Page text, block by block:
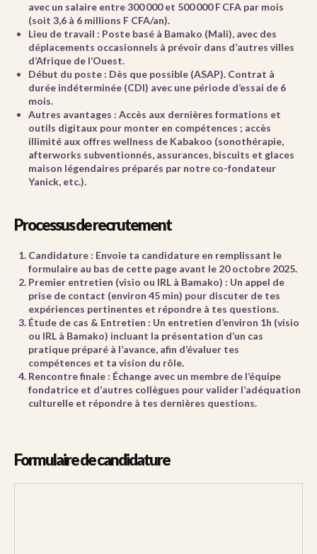
avec un salaire entre 300 000 et 500 000 F CFA par mois
(soit 3,6 à 6 millions F CFA/an).
Lieu de travail : Poste basé à Bamako (Mali), avec des
déplacements occasionnels à prévoir dans d’autres villes
d’Afrique de l’Ouest.
Début du poste : Dès que possible (ASAP). Contrat à
durée indéterminée (CDI) avec une période d’essai de 6
mois.
Autres avantages : Accès aux dernières formations et
outils digitaux pour monter en compétences ; accès
illimité aux offres wellness de Kabakoo (sonothérapie,
afterworks subventionnés, assurances, biscuits et glaces
maison légendaires préparés par notre co-fondateur
Yanick, etc.).
Processus de recrutement
Candidature : Envoie ta candidature en remplissant le
formulaire au bas de cette page avant le 20 octobre 2025.
Premier entretien (visio ou IRL à Bamako) : Un appel de
prise de contact (environ 45 min) pour discuter de tes
expériences pertinentes et répondre à tes questions.
Étude de cas & Entretien : Un entretien d’environ 1h (visio
ou IRL à Bamako) incluant la présentation d’un cas
pratique préparé à l’avance, afin d’évaluer tes
compétences et ta vision du rôle.
Rencontre finale : Échange avec un membre de l’équipe
fondatrice et d’autres collègues pour valider l’adéquation
culturelle et répondre à tes dernières questions.
Formulaire de candidature